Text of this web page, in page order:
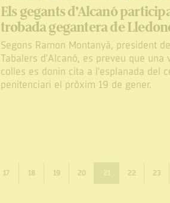
Els gegants d’Alcanó
trobada gegantera de
Segons Ramon Montanyà, president
Tabalers d'Alcanó, es preveu que una
colles es donin cita a l'esplanada del
penitenciari el pròxim 19 de gener.
17 18 19 20 22 23